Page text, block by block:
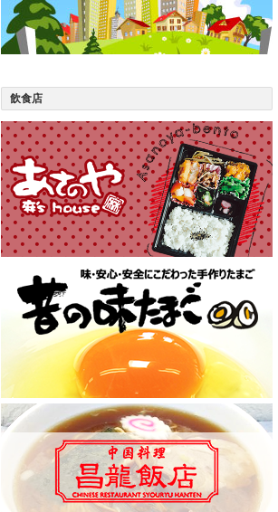
飲食店